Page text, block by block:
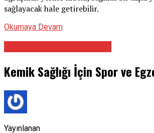
sağlayacak hale getirebilir.
Okumaya Devam
Kemik Sağlığı İçin Spor ve
Yayınlanan